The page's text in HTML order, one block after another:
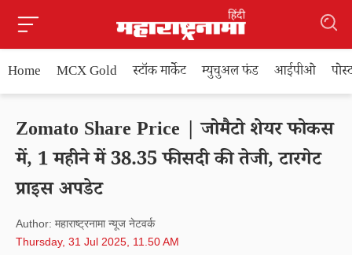
Home MCX Gold स्टॉक मार्केट म्युचुअल फंड आईपीओ
Zomato Share Price | जोमैटो शेयर फोकस
में, 1 महीने में 38.35 फीसदी की तेजी, टारगेट
प्राइस अपडेट
Author: महाराष्ट्रनामा न्यूज नेटवर्क
Thursday, 31 Jul 2025, 11.50 AM